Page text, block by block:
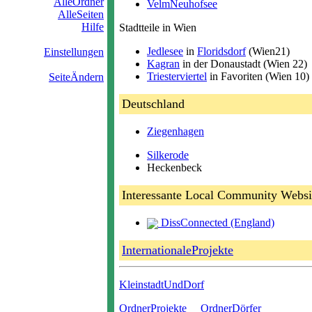
AlleSeiten
Hilfe
Einstellungen
SeiteÄndern
VelmNeuhofsee
Stadtteile in Wien
Jedlesee in Floridsdorf(Wien21)
Kagran in der Donaustadt (Wien 22)
Triesterviertel in Favoriten (Wien 10)
Deutschland
Ziegenhagen
Silkerode
Heckenbeck
Interessante Local Community
DissConnected (England)
InternationaleProjekte
KleinstadtUndDorf
OrdnerProjekte
OrdnerDörfer